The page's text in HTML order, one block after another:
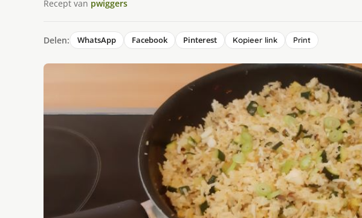
Recept van pwiggers
Delen: WhatsApp Facebook Pinterest Kopieer link Print